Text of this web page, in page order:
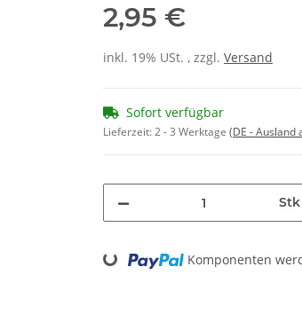
2,95 €
inkl. 19% USt. , zzgl. Versand
Sofort verfügbar
Lieferzeit:2 - 3 Werktage (DE - Ausland
Stk
Loading... Komponenten